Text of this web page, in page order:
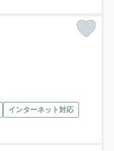
インターネット対応